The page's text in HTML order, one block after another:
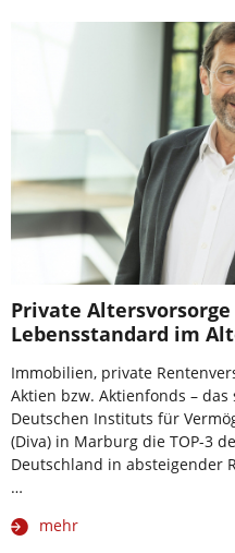
Private
Lebensstandard im
Immobilien, private
Aktien bzw. Aktienfonds –
Deutschen Instituts für
(Diva) in Marburg die TOP-3
Deutschland in absteigender
…
mehr